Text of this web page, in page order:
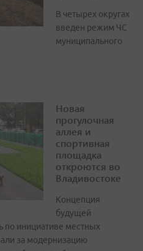
В четырех округах
введен режим ЧС
муниципального
Новая
прогулочная
аллея и
спортивная
площадка
откроются во
Владивостоке
Концепция
будущей
по инициативе местных
за модернизацию